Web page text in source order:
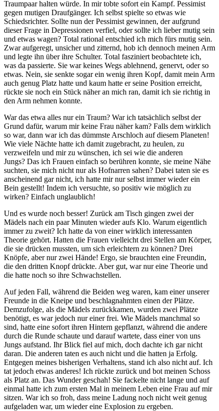
Traumpaar halten würde. In mir tobte sofort ein Kampf. Pessimist
gegen mutigen Draufgänger. Ich selbst spielte so etwas wie
Schiedsrichter. Sollte nun der Pessimist gewinnen, der aufgrund
dieser Frage in Depressionen verfiel, oder sollte ich lieber mutig sein
und etwas wagen? Total rational entschied ich mich fürs mutig sein.
Zwar aufgeregt, unsicher und zitternd, hob ich dennoch meinen Arm
und legte ihn über ihre Schulter. Total fasziniert beobachtete ich,
was da passierte. Sie war keines Wegs ablehnend, genervt, oder so
etwas. Nein, sie senkte sogar ein wenig ihren Kopf, damit mein Arm
auch genug Platz hatte und kaum hatte er seine Position erreicht,
rückte sie noch ein Stück näher an mich ran, damit ich sie richtig in
den Arm nehmen konnte.
War das etwa alles nur ein Traum? War ich tatsächlich selbst der
Grund dafür, warum mir keine Frau näher kam? Falls dem wirklich
so war, dann war ich das dümmste Arschloch auf diesem Planeten!
Wie viele Nächte hatte ich damit zugebracht, zu heulen, zu
verzweifeln und mir zu wünschen, ich sei wie die anderen
Jungs? Das ich Frauen einfach so berühren konnte, sie meine Nähe
suchten, sie mich nicht nur als Hofnarren sahen? Dabei taten sie es
anscheinend gar nicht, ich hatte mir nur selbst immer wieder ein
Bein gestellt! Indem ich versuchte, so positiv wie möglich zu
wirken? Einfach unglaublich!
Und es wurde noch besser! Zurück am Tisch gingen zwei der
Mädels nach ein paar Minuten wieder aufs Klo. Warum eigentlich
immer zu zweit? Ich hatte da von einer wirklich interessanten
Theorie gehört. Hatten die Frauen vielleicht drei Stellen am Körper,
die sie drücken mussten, um sich erleichtern zu können? Drei
Knöpfe, aber nur zwei Hände! Ergo, sie brauchten eine Freundin,
die den dritten Knopf drückte. Aber gut, war nur eine Theorie und
die hatte noch so ihre Schwachstellen.
Auf jeden Fall, während die Beiden weg waren, kam einer unserer
Freunde in die Kneipe und beschlagnahmten einen der Plätze.
Demzufolge, als die Mädels zurückkamen, wurden zwei Plätze
benötigt, es war jedoch nur einer frei. Wie Mädels manchmal so
sind, hatte eine sofort ihren Hintern gepflanzt, während die andere
durch die Runde schaute und darauf wartete, dass einer von uns
Jungs aufstand. Ihr Blick fiel auf mich, doch dachte ich gar nicht
daran. Die anderen taten es auch nicht und die hatten ja Erfolg.
Entgegen meines bisherigen Verhaltens, stand ich also nicht auf. Ich
tat jedoch etwas anderes! Ich rückte zurück und bot meinen Schoss
als Platz an. Das Wunder geschah! Sie fackelte nicht lange und auf
einmal hatte ich zum ersten Mal in meinem Leben eine Frau auf mir
sitzen. War ich so froh, dass meine Ladung noch nicht weit genug
aufgeladen war, um wieder eine Explosion zu ergeben.